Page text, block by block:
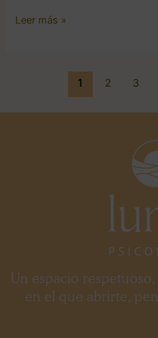
Leer más »
1 2 3
Un espacio
en el que abrirte,